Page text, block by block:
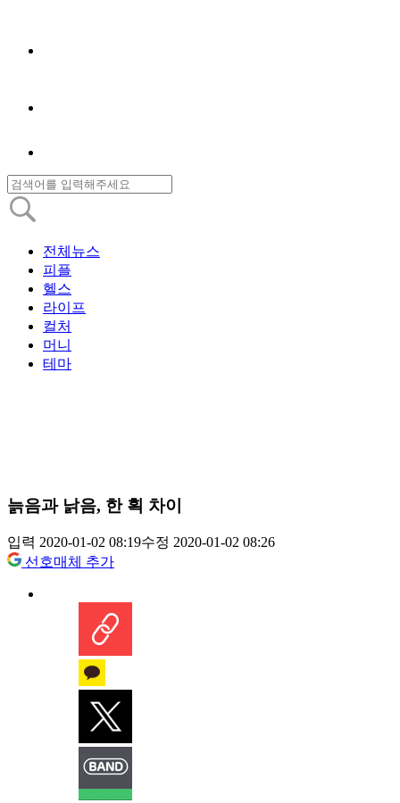
전체뉴스
피플
헬스
라이프
컬처
머니
테마
늙음과 낡음, 한 획 차이
입력 2020-01-02 08:19수정 2020-01-02 08:26
선호매체 추가